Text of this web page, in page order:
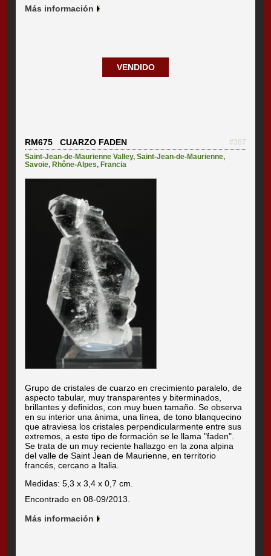
Más información
VENDIDO
RM675 CUARZO FADEN
#367
Saint-Jean-de-Maurienne Valley,Saint-Jean-de-Maurienne,
Savoie, Rhône-Alpes, Francia
Grupo de cristales de cuarzo en crecimiento paralelo, de
aspecto tabular, muy transparentes y biterminados,
brillantes y definidos, con muy buen tamaño. Se observa
en su interior una ánima, una línea, de tono blanquecino
que atraviesa los cristales perpendicularmente entre sus
extremos, a este tipo de formación se le llama "faden".
Se trata de un muy reciente hallazgo en la zona alpina
del valle de Saint Jean de Maurienne, en territorio
francés, cercano a Italia.
Medidas: 5,3 x 3,4 x 0,7 cm.
Encontrado en 08-09/2013.
Más información